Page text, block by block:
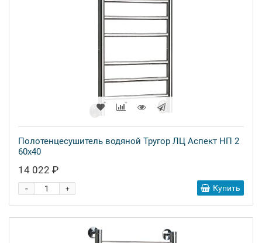
Полотенцесушитель водяной Тругор ЛЦ Аспект НП 2
60x40
14 022 ₽
+
- Купить